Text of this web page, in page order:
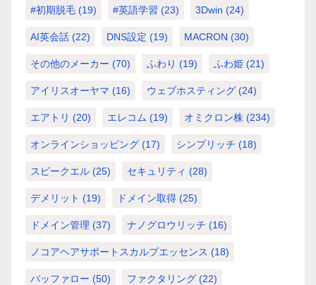
#初期脱毛 (19) #英語学習 (23) 3Dwin (24)
AI英会話 (22) DNS設定 (19) MACRON (30)
その他のメーカー (70) ふわり (19) ふわ姫 (21)
アイリスオーヤマ (16) ウェブホスティング (24)
エアトリ (20) エレコム (19) オミクロン株 (234)
オンラインショッピング (17) シンプリッチ (18)
スピークエル (25) セキュリティ (28)
デメリット (19) ドメイン取得 (25)
ドメイン管理 (37) ナノグロウリッチ (16)
ノコアヘアサポートスカルプエッセンス (18)
バッファロー (50) ファクタリング (22)